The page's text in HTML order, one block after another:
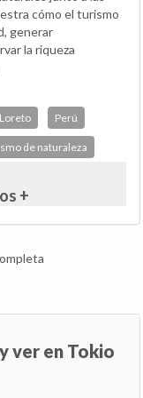
cómo el turismo
generar
la riqueza
Loreto Perú
de naturaleza
+
ver en Tokio